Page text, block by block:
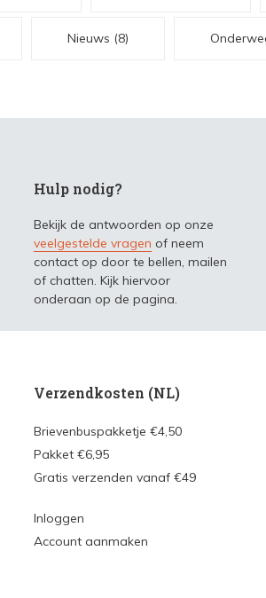
Nieuws (8)
Hulp nodig?
Bekijk de antwoorden op onze
veelgestelde vragen of neem
contact op door te bellen, mailen
of chatten. Kijk hiervoor
onderaan op de pagina.
Verzendkosten (NL)
Brievenbuspakketje €4,50
Pakket €6,95
Gratis verzenden vanaf €49
Inloggen
Account aanmaken